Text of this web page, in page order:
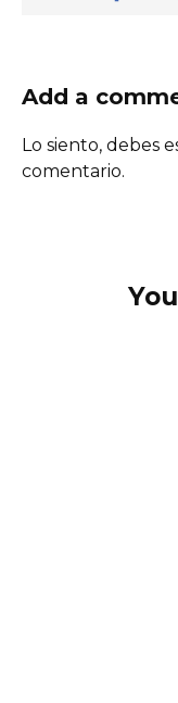
Add a
Lo siento, debes
comentario.